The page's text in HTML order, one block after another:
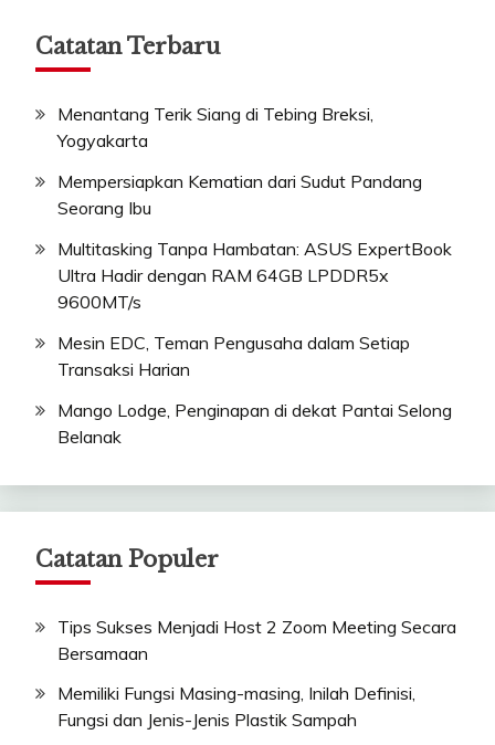
Catatan Terbaru
Menantang Terik Siang di Tebing Breksi,
Yogyakarta
Mempersiapkan Kematian dari Sudut Pandang
Seorang Ibu
Multitasking Tanpa Hambatan: ASUS ExpertBook
Ultra Hadir dengan RAM 64GB LPDDR5x
9600MT/s
Mesin EDC, Teman Pengusaha dalam Setiap
Transaksi Harian
Mango Lodge, Penginapan di dekat Pantai Selong
Belanak
Catatan Populer
Tips Sukses Menjadi Host 2 Zoom Meeting Secara
Bersamaan
Memiliki Fungsi Masing-masing, Inilah Definisi,
Fungsi dan Jenis-Jenis Plastik Sampah